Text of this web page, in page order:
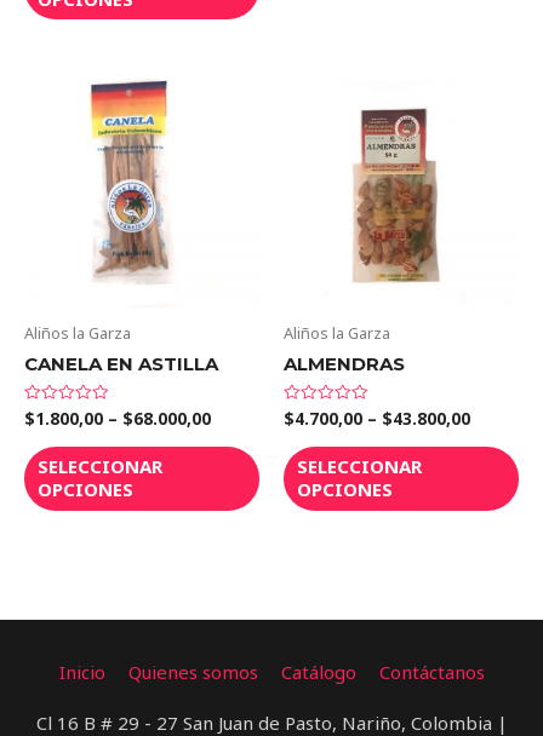
Aliños la Garza
CANELA EN ASTILLA
Valorado
en
de
5
$1.800,00 – $68.000,00
SELECCIONAR
OPCIONES
Aliños la Garza
ALMENDRAS
Valorado
en
de
5
$4.700,00 – $43.800,00
SELECCIONAR
OPCIONES
Inicio Quienes somos Catálogo Contáctanos
Cl 16 B # 29 - 27 San Juan de Pasto, Nariño, Colombia |